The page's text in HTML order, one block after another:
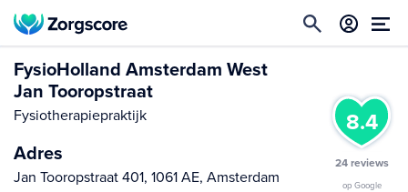
8.4
24 reviews
op Google
FysioHolland Amsterdam West
Jan Tooropstraat
Fysiotherapiepraktijk
Adres
Jan Tooropstraat 401, 1061 AE, Amsterdam